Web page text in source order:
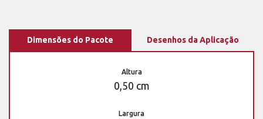
Dimensões do Pacote Desenhos da Aplicação
Altura
0,50 cm
Largura